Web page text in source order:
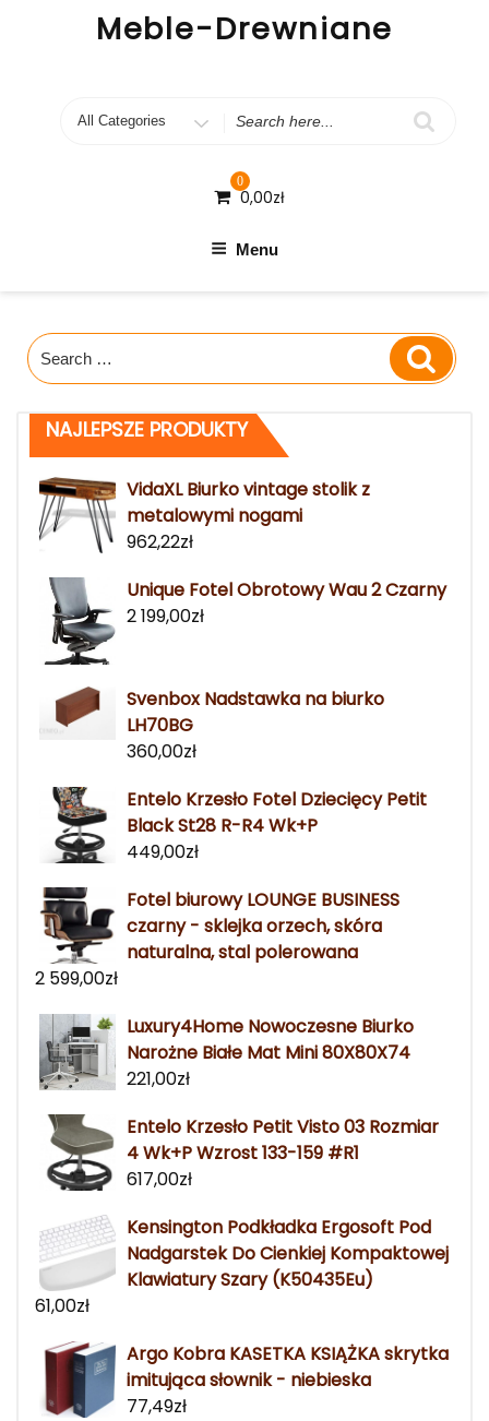
Meble-Drewniane
Search
0
0,00zł
Menu
Search
for:
Search
NAJLEPSZE PRODUKTY
VidaXL Biurko vintage stolik z
metalowymi nogami
962,22zł
Unique Fotel Obrotowy Wau 2 Czarny
2 199,00zł
Svenbox Nadstawka na biurko
LH70BG
360,00zł
Entelo Krzesło Fotel Dziecięcy Petit
Black St28 R-R4 Wk+P
449,00zł
Fotel biurowy LOUNGE BUSINESS
czarny - sklejka orzech, skóra
naturalna, stal polerowana
2 599,00zł
Luxury4Home Nowoczesne Biurko
Narożne Białe Mat Mini 80X80X74
221,00zł
Entelo Krzesło Petit Visto 03 Rozmiar
4 Wk+P Wzrost 133-159 #R1
617,00zł
Kensington Podkładka Ergosoft Pod
Nadgarstek Do Cienkiej Kompaktowej
Klawiatury Szary (K50435Eu)
61,00zł
Argo Kobra KASETKA KSIĄŻKA skrytka
imitująca słownik - niebieska
77,49zł